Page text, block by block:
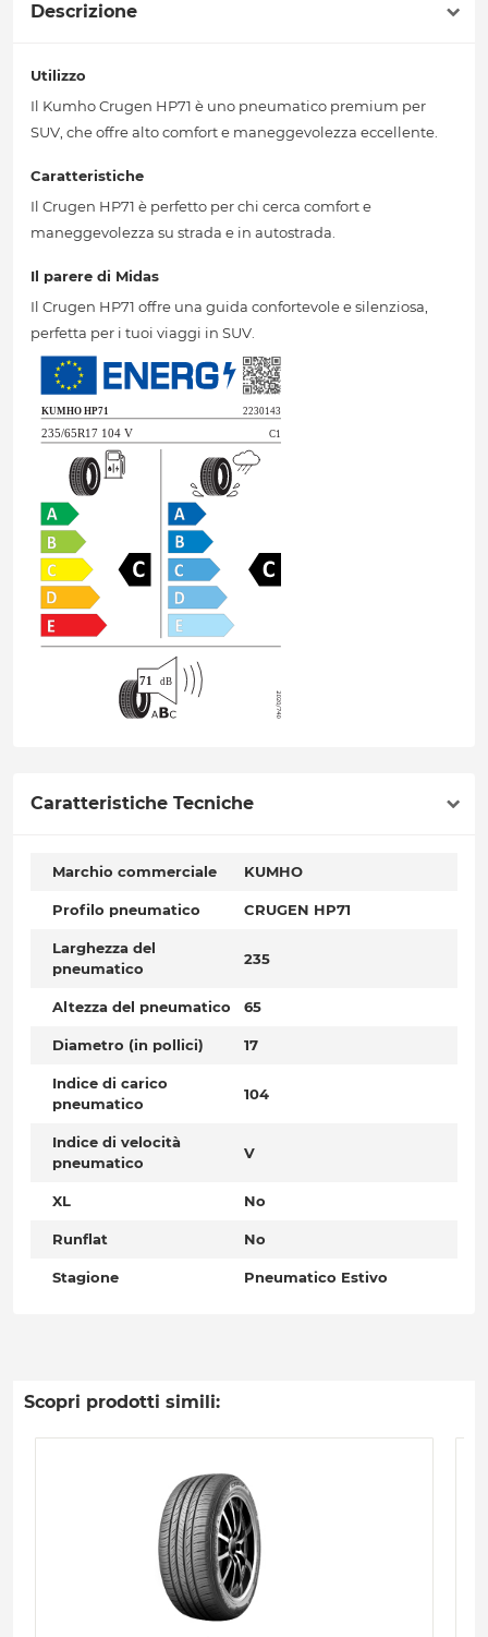
Descrizione
Utilizzo
Il Kumho Crugen HP71 è uno pneumatico premium per
SUV, che offre alto comfort e maneggevolezza eccellente.
Caratteristiche
Il Crugen HP71 è perfetto per chi cerca comfort e
maneggevolezza su strada e in autostrada.
Il parere di Midas
Il Crugen HP71 offre una guida confortevole e silenziosa,
perfetta per i tuoi viaggi in SUV.
Caratteristiche Tecniche
Marchio commerciale KUMHO
Profilo pneumatico CRUGEN HP71
Larghezza del
pneumatico
235
Altezza del pneumatico 65
Diametro (in pollici) 17
Indice di carico
pneumatico
104
Indice di velocità
pneumatico
V
XL No
Runflat No
Stagione Pneumatico Estivo
Scopri prodotti simili: